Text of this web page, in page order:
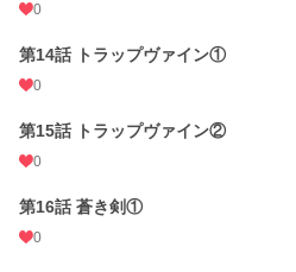
0
第14話 トラップヴァイン①
0
第15話 トラップヴァイン②
0
第16話 蒼き剣①
0